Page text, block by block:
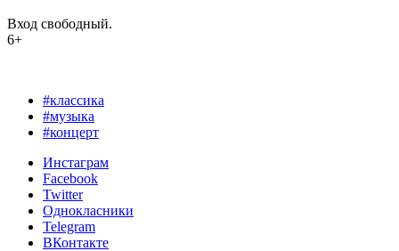
Вход свободный.
6+
#классика
#музыка
#концерт
Инстаграм
Facebook
Twitter
Однокласники
Telegram
ВКонтакте